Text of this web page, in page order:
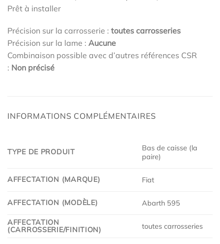
Prêt à installer
Précision sur la carrosserie : toutes carrosseries
Précision sur la lame : Aucune
Combinaison possible avec d’autres références CSR
: Non précisé
INFORMATIONS COMPLÉMENTAIRES
TYPE DE PRODUIT
Bas de caisse (la
paire)
AFFECTATION (MARQUE) Fiat
AFFECTATION (MODÈLE) Abarth 595
AFFECTATION
(CARROSSERIE/FINITION)
toutes carrosseries